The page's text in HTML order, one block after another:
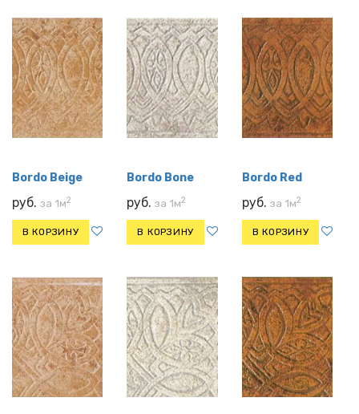
Bordo Beige
руб. за 1м2
В КОРЗИНУ
Bordo Bone
руб.за 1м2
В КОРЗИНУ
Bordo Red
руб. за 1м2
В КОРЗИНУ